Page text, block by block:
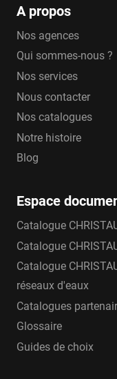
A propos
Nos agences
Qui sommes-nous ?
Nos services
Nous contacter
Nos catalogues
Notre histoire
Blog
Espace
Catalogue
Catalogue
Catalogue
réseaux d'eaux
Catalogues
Glossaire
Guides de choix